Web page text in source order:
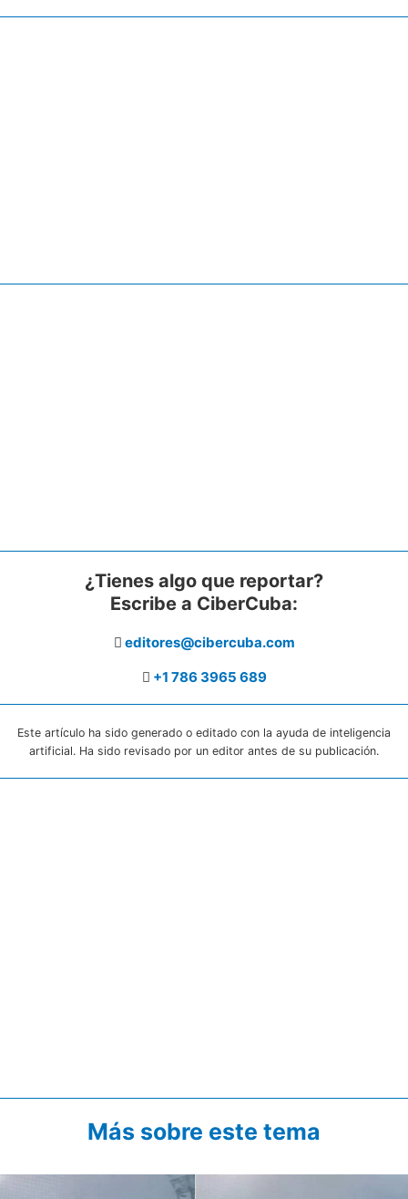
¿Tienes algo que reportar?
Escribe a CiberCuba:
editores@cibercuba.com
+1 786 3965 689
Este artículo ha sido generado o editado con la ayuda de inteligencia
artificial. Ha sido revisado por un editor antes de su publicación.
Más sobre este tema